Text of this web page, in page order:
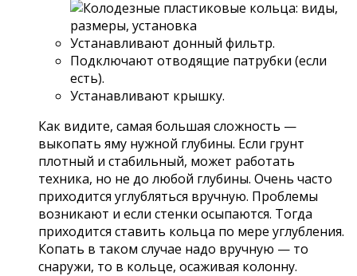
Устанавливают донный фильтр.
Подключают отводящие патрубки (если
есть).
Устанавливают крышку.
Как видите, самая большая сложность —
выкопать яму нужной глубины. Если грунт
плотный и стабильный, может работать
техника, но не до любой глубины. Очень часто
приходится углубляться вручную. Проблемы
возникают и если стенки осыпаются. Тогда
приходится ставить кольца по мере углубления.
Копать в таком случае надо вручную — то
снаружи, то в кольце, осаживая колонну.